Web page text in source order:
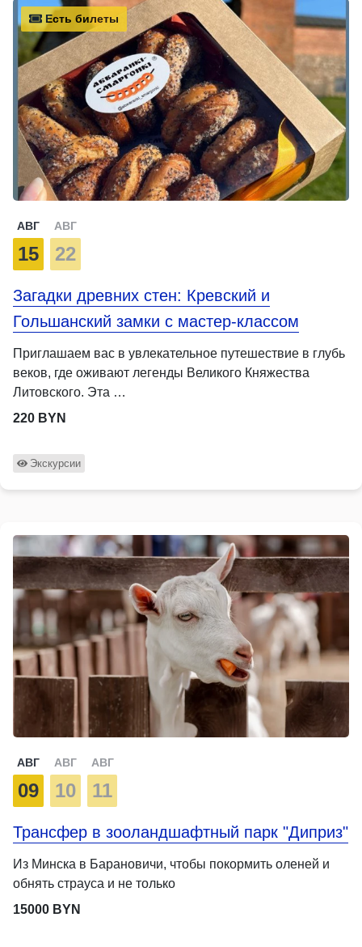
Есть билеты
АВГ
15
АВГ
22
Загадки древних стен: Кревский и
Гольшанский замки с мастер-классом
Приглашаем вас в увлекательное путешествие в глубь
веков, где оживают легенды Великого Княжества
Литовского. Эта …
220 BYN
Экскурсии
АВГ
09
АВГ
10
АВГ
11
Трансфер в зооландшафтный парк "Диприз"
Из Минска в Барановичи, чтобы покормить оленей и
обнять страуса и не только
15000 BYN